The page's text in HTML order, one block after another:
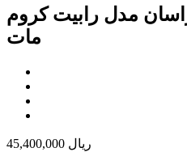
مدل رابیت کروم
مات
45,400,000 ریال